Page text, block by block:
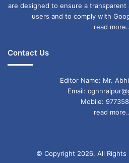
are designed to ensure a
users and to comply with
read
Contact Us
Editor Name: Mr.
Email:
Mobile:
read
© Copyright 2026, All Rights